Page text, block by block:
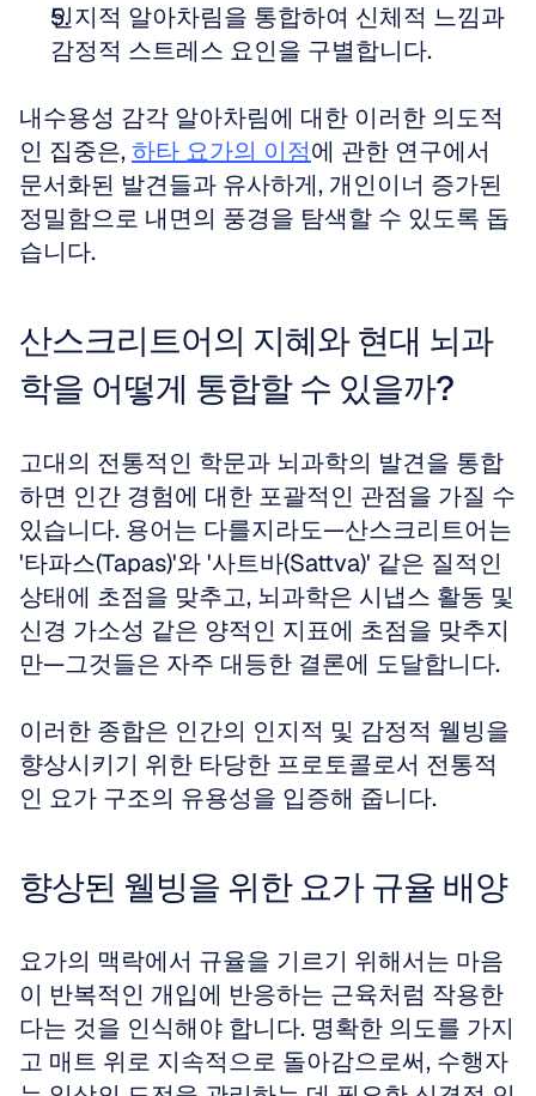
인지적 알아차림을 통합하여 신체적 느낌과
감정적 스트레스 요인을 구별합니다.
내수용성 감각 알아차림에 대한 이러한 의도적
인 집중은, 하타 요가의 이점에 관한 연구에서
문서화된 발견들과 유사하게, 개인이너 증가된
정밀함으로 내면의 풍경을 탐색할 수 있도록 돕
습니다.
산스크리트어의 지혜와 현대 뇌과
학을 어떻게 통합할 수 있을까?
고대의 전통적인 학문과 뇌과학의 발견을 통합
하면 인간 경험에 대한 포괄적인 관점을 가질 수
있습니다. 용어는 다를지라도—산스크리트어는
'타파스(Tapas)'와 '사트바(Sattva)' 같은 질적인
상태에 초점을 맞추고, 뇌과학은 시냅스 활동 및
신경 가소성 같은 양적인 지표에 초점을 맞추지
만—그것들은 자주 대등한 결론에 도달합니다.
이러한 종합은 인간의 인지적 및 감정적 웰빙을
향상시키기 위한 타당한 프로토콜로서 전통적
인 요가 구조의 유용성을 입증해 줍니다.
향상된 웰빙을 위한 요가 규율 배양
요가의 맥락에서 규율을 기르기 위해서는 마음
이 반복적인 개입에 반응하는 근육처럼 작용한
다는 것을 인식해야 합니다. 명확한 의도를 가지
고 매트 위로 지속적으로 돌아감으로써, 수행자